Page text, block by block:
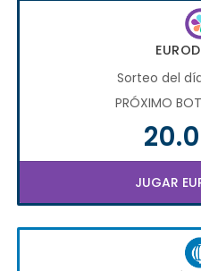
Sorteo del
PRÓXIMO
JUGAR